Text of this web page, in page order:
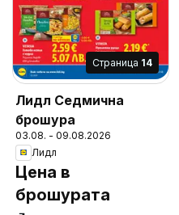
Cтраница 14
Лидл Седмична
брошура
03.08. - 09.08.2026
Лидл
Цена в
брошурата